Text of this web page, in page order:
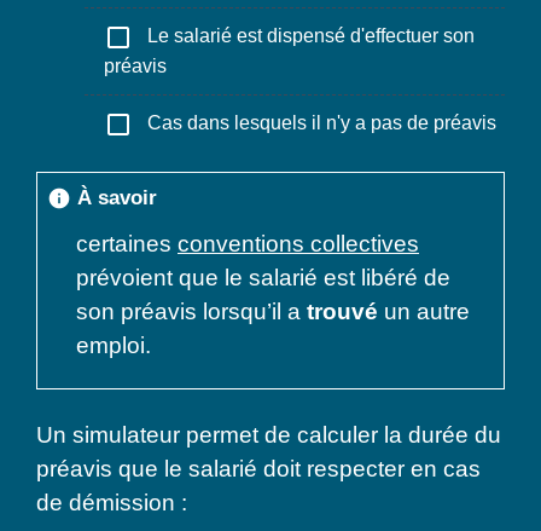
check_box_outline_blank
Le salarié est dispensé d'effectuer son
préavis
check_box_outline_blank Cas dans lesquels il n'y a pas de préavis
info À savoir
certaines conventions collectives
prévoient que le salarié est libéré de
son préavis lorsqu’il a trouvé un autre
emploi.
Un simulateur permet de calculer la durée du
préavis que le salarié doit respecter en cas
de démission :